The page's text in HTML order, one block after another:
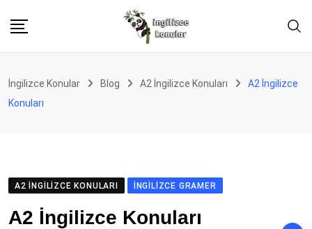
İngilizce Konular Blog A2 İngilizce Konuları
A2 İngilizce
Konuları
A2 İNGILIZCE KONULARI İNGILIZCE GRAMER
A2 İngilizce Konuları